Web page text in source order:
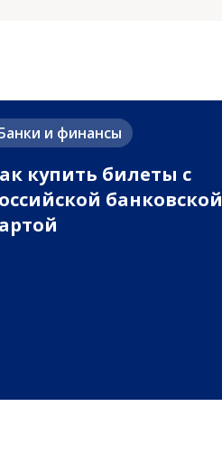
и финансы
купить билеты с
банковской